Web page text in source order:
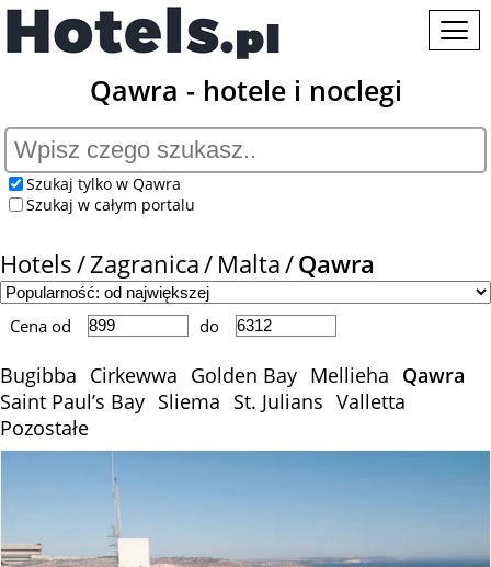
Qawra - hotele i noclegi
Szukaj tylko w Qawra
Szukaj w całym portalu
Hotels Zagranica Malta Qawra
Cena od do
Bugibba Cirkewwa Golden Bay Mellieha Qawra
Saint Paul’s Bay Sliema St. Julians Valletta
Pozostałe